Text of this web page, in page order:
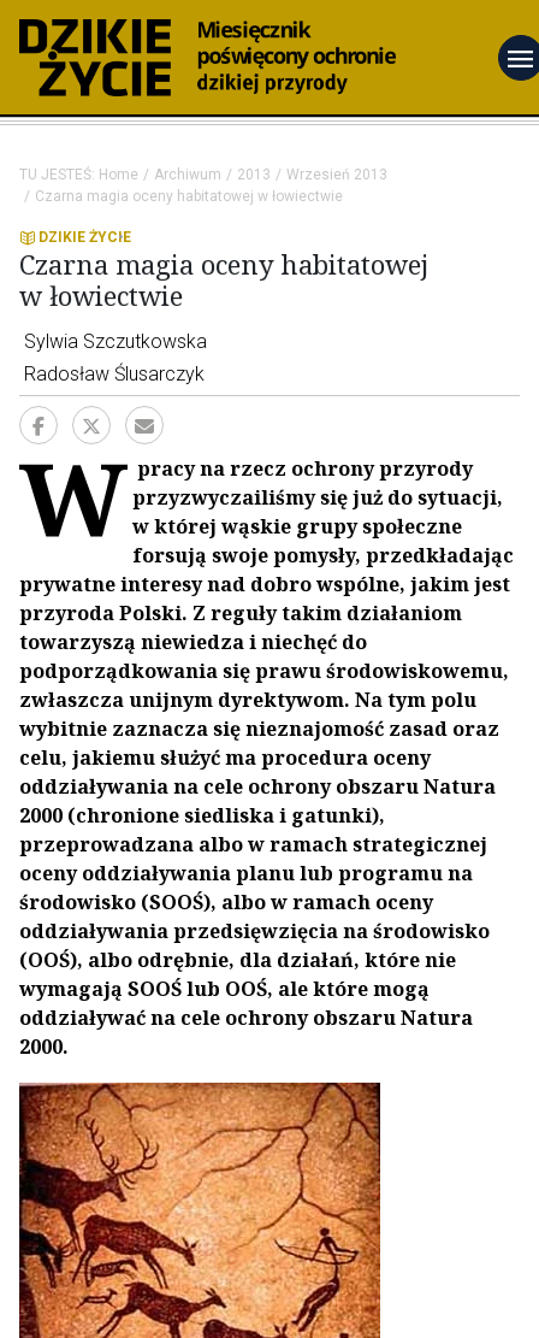
menu
TU JESTEŚ: Home Archiwum 2013
Wrzesień 2013
Czarna magia oceny habitatowej w łowiectwie
DZIKIE ŻYCIE
Czarna magia oceny habitatowej
w łowiectwie
Sylwia Szczutkowska
Radosław Ślusarczyk
W pracy na rzecz ochrony przyrody
przyzwyczailiśmy się już do sytuacji,
w której wąskie grupy społeczne
forsują swoje pomysły, przedkładając
prywatne interesy nad dobro wspólne, jakim jest
przyroda Polski. Z reguły takim działaniom
towarzyszą niewiedza i niechęć do
podporządkowania się prawu środowiskowemu,
zwłaszcza unijnym dyrektywom. Na tym polu
wybitnie zaznacza się nieznajomość zasad oraz
celu, jakiemu służyć ma procedura oceny
oddziaływania na cele ochrony obszaru Natura
2000 (chronione siedliska i gatunki),
przeprowadzana albo w ramach strategicznej
oceny oddziaływania planu lub programu na
środowisko (SOOŚ), albo w ramach oceny
oddziaływania przedsięwzięcia na środowisko
(OOŚ), albo odrębnie, dla działań, które nie
wymagają SOOŚ lub OOŚ, ale które mogą
oddziaływać na cele ochrony obszaru Natura
2000.